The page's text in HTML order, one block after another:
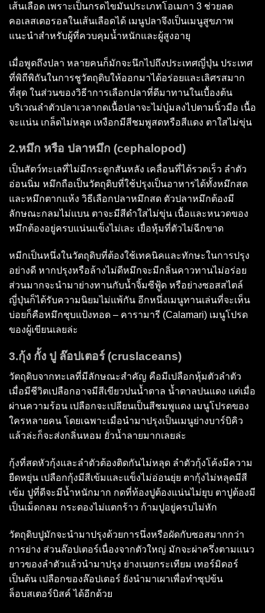
เส้นเลือด เพราะเป็นกรดไขมันประเภทโอเมกา 3 ช่วยลด
คอเลสเตอรอลในเส้นเลือดได้ เมนูปลาจึงเป็นเมนูสูขภาพ
แนะนำสำหรับผู้ที่ควบคุมน้ำหนักและผู้สูงอายุ
เมื่อพูดถึงปลา หลายคนก็มักจะนึกไปถึงประเทศญี่ปุ่น ประเทศ
ที่พิถีพิถันในการชูวัตถุดิบให้ออกมาได้อร่อยและเลิศรสมาก
ที่สุด ในส่วนของวิธีาการเลือกปลาที่ดีมาทานในเบื้องต้น
บริเวณลำตัวปลาเวลากดเนื้อปลาจะไม่บุ๋มลงไปตามนิ้วมือ เนื้อ
จะแน่น เกล็ดไม่หลุด เหงือกมีสีชมพูสดหรือสีแดง ตาใสไม่ขุ่น
2.หมึก หรือ ปลาหมึก (cephalopod)
เป็นสัตว์ทะเลที่ไม่มีกระดูกสันหลัง เคลื่อนที่ได้รวดเร็ว ลำตัว
อ่อนนิ่ม หมึกถือเป็นวัตถุดิบที่ใช้ปรุงเป็นอาหารได้ทั้งหมึกสด
และหมึกตากแห้ง วิธีเลือกปลาหมึกสด ตัวปลาหมึกต้องมี
ลักษณะกลมไม่แบน ตาจะมีสีดำใสไม่ขุ่น เนื้อและหนวดของ
หมึกต้องอยู่ครบแน่นแข็งไม่เละ เยื่อหุ้มที่ตัวไม่ฉีกขาด
หมีกเป็นหนึ่งในวัตถุดิบที่ต้องใช้เทคนิคและทักษะในการปรุง
อย่างดี หากปรุงหรือล้างไม่ดีหมึกจะมีกลิ่นคาวทานไม่อร่อย
ส่วนมากจะนำมาย่างทานกับน้ำจิ้มซีฟู้ด หรือย่างซอสสไตล์
ญี่ปุ่นก็ได้รับความนิยมไม่แพ้กัน อีกหนึ่งเมนูทานเล่นที่จะเห็น
บ่อยก็คือหมึกชุบแป้งทอด – คารามารี (Calamari) เมนูโปรด
ของผู้เขียนเลยล่ะ
3.กุ้ง กั้ง ปู ล๊อปเตอร์ (cruslaceans)
วัตถุดิบจากทะเลที่มีลักษณะสำคัญ คือมีเปลือกหุ้มตัวลำตัว
เมื่อมีชีวิตเปลือกอาจมีสีเขียวปนน้ำตาล น้ำตาลปนแดง แต่เมื่อ
ผ่านความร้อน เปลือกจะเปลียนเป็นสีชมพูแดง เมนูโปรดของ
ใครหลายคน โดยเฉพาะเมื่อนำมาปรุงเป็นเมนูย่างบาร์บิคิว
แล้วล่ะก็จะส่งกลิ่นหอม ยั่วน้ำลายมากเลยล่ะ
กุ้งที่สดหัวกุ้งและลำตัวต้องติดกันไม่หลุด ลำตัวกุ้งโค้งมีความ
ยืดหยุ่น เปลือกกุ้งมีสีเข้มและแข็งไม่อ่อนยุ่ย ตากุ้งไม่หลุดมีสี
เข้ม ปูที่ดีจะมีน้ำหนักมาก กดที่ท้องปูต้องแน่นไม่ยุบ ตาปูต้องมี
เป็นเม็ดกลม กระดองไม่แตกร้าว ก้ามปูอยู่ครบไม่หัก
วัตถุดิบปูมักจะนำมาปรุงด้วยการนึ่งหรือผัดกับซอสมากกว่า
การย่าง ส่วนล๊อปเตอร์เนื่องจากตัวใหญ่ มักจะผ่าครึ่งตามแนว
ยาวของลำตัวแล้วนำมาปรุง ย่างเนยกระเทียม เทอร์มิดอร์
เป็นต้น เปลือกของล๊อปเตอร์ ยังนำมาเผาเพื่อทำซุปข้น
ล็อบสเตอร์บิสค์ ได้อีกด้วย